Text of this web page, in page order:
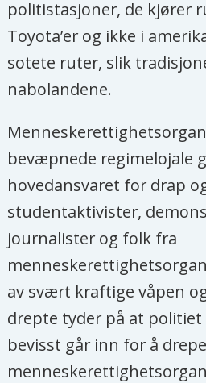
politistasjoner, de kjører
Toyota’er og ikke i
sotete ruter, slik
nabolandene.
bevæpnede regimelojale
hovedansvaret for drap
studentaktivister,
journalister og folk fra
av svært kraftige våpen
drepte tyder på at
bevisst går inn for å